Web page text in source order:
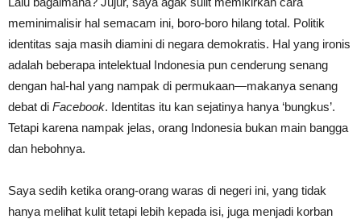
meminimalisir hal semacam ini, boro-boro hilang total. Politik
identitas saja masih diamini di negara demokratis. Hal yang ironis
adalah beberapa intelektual Indonesia pun cenderung senang
dengan hal-hal yang nampak di permukaan—makanya senang
debat di Facebook. Identitas itu kan sejatinya hanya ‘bungkus’.
Tetapi karena nampak jelas, orang Indonesia bukan main bangga
dan hebohnya.
Saya sedih ketika orang-orang waras di negeri ini, yang tidak
hanya melihat kulit tetapi lebih kepada isi, juga menjadi korban